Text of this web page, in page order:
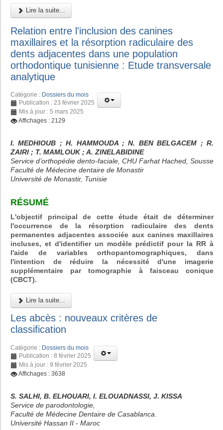
Lire la suite...
Relation entre l'inclusion des canines
maxillaires et la résorption radiculaire des
dents adjacentes dans une population
orthodontique tunisienne : Etude transversale
analytique
Catégorie : Dossiers du mois
Publication : 23 février 2025
Mis à jour : 5 mars 2025
Affichages : 2129
I. MEDHIOUB ; H. HAMMOUDA ; N. BEN BELGACEM ; R.
ZAIRI ; T. MAMLOUK ; A. ZINELABIDINE
Service d’orthopédie dento-faciale, CHU Farhat Hached, Sousse
Faculté de Médecine dentaire de Monastir
Université de Monastir, Tunisie
RÉSUMÉ
L'objectif principal de cette étude était de déterminer
l'occurrence de la résorption radiculaire des dents
permanentes adjacentes associée aux canines maxillaires
incluses, et d'identifier un modèle prédictif pour la RR à
l'aide de variables orthopantomographiques, dans
l'intention de réduire la nécessité d'une imagerie
supplémentaire par tomographie à faisceau conique
(CBCT).
Lire la suite...
Les abcès : nouveaux critères de
classification
Catégorie : Dossiers du mois
Publication : 8 février 2025
Mis à jour : 9 février 2025
Affichages : 3638
S. SALHI, B. ELHOUARI, I. ELOUADNASSI, J. KISSA
Service de parodontologie,
Faculté de Médecine Dentaire de Casablanca.
Université Hassan II - Maroc